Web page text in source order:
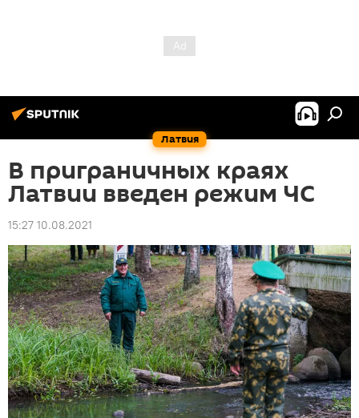
Латвия
В приграничных краях
Латвии введен режим ЧС
15:27 10.08.2021